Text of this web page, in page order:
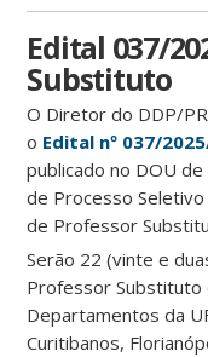
Edital 037/
Substituto
O Diretor do DDP/
o Edital nº 037/
publicado no DOU
de Processo
de Professor
Serão 22 (vinte e
Professor Substituto
Departamentos da
Curitibanos,